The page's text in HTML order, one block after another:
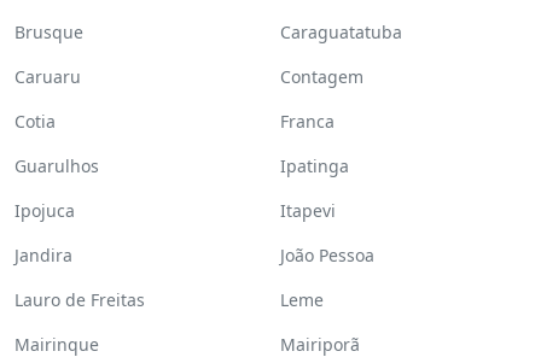
Brusque
Caraguatatuba
Caruaru
Contagem
Cotia
Franca
Guarulhos
Ipatinga
Ipojuca
Itapevi
Jandira
João Pessoa
Lauro de Freitas
Leme
Mairinque
Mairiporã